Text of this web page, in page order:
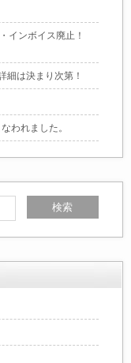
インボイス廃止！
細は決まり次第！
われました。